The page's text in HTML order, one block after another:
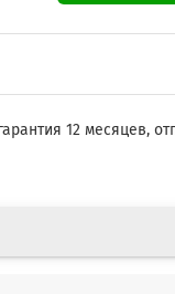
12 месяцев,